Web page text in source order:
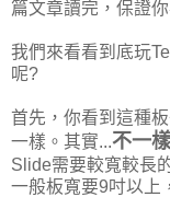
篇文章讀完，保證
我們來看看到底玩
呢?
首先，你看到這種
一樣。其實...不一樣
Slide需要較寬較長
一般板寬要9吋以上